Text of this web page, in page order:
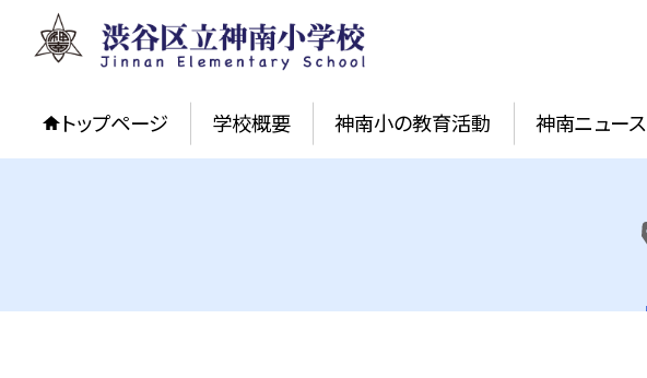
トップページ 学校概要 神南小の教育活動 神南ニュース